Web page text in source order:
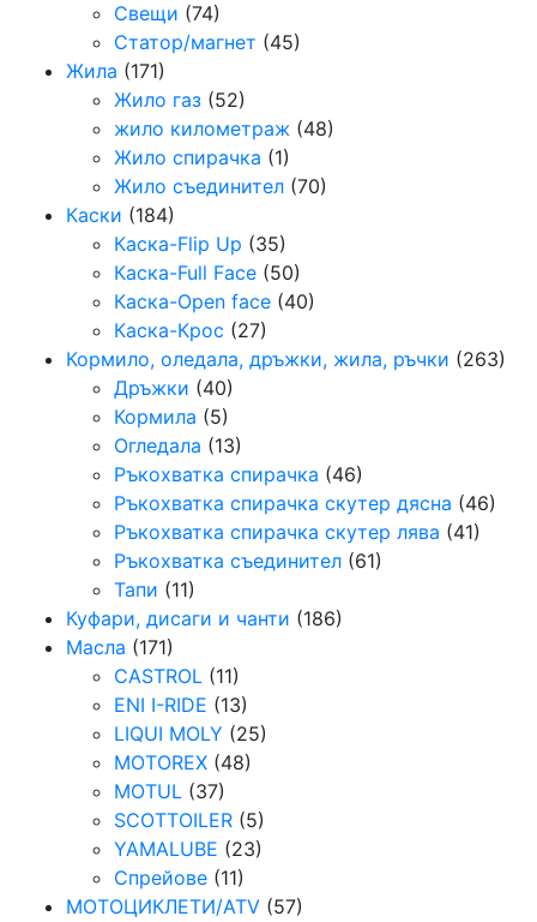
Свещи (74)
Статор/магнет (45)
Жила (171)
Жило газ (52)
жило километраж (48)
Жило спирачка (1)
Жило съединител (70)
Каски (184)
Каска-Flip Up (35)
Каска-Full Face (50)
Каска-Open face (40)
Каска-Крос (27)
Кормило, оледала, дръжки, жила, ръчки (263)
Дръжки (40)
Кормила (5)
Огледала (13)
Ръкохватка спирачка (46)
Ръкохватка спирачка скутер дясна (46)
Ръкохватка спирачка скутер лява (41)
Ръкохватка съединител (61)
Тапи (11)
Куфари, дисаги и чанти (186)
Масла (171)
CASTROL (11)
ENI I-RIDE (13)
LIQUI MOLY (25)
MOTOREX (48)
MOTUL (37)
SCOTTOILER (5)
YAMALUBE (23)
Спрейове (11)
МОТОЦИКЛЕТИ/ATV (57)